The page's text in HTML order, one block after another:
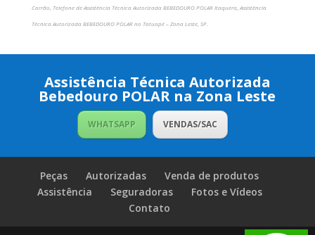
Carrão, Telefone de Assistência Técnica Autorizada BEBEDOURO POLAR Itaquera, Assistência
Técnica Autorizada BEBEDOURO POLAR no Tatuapé – Zona Leste, SP.
Assistência Técnica Autorizada
Bebedouro POLAR na Zona Leste
WHATSAPP VENDAS/SAC
Peças Autorizadas
Venda de produtos
Assistência
Seguradoras
Fotos e Vídeos
Contato